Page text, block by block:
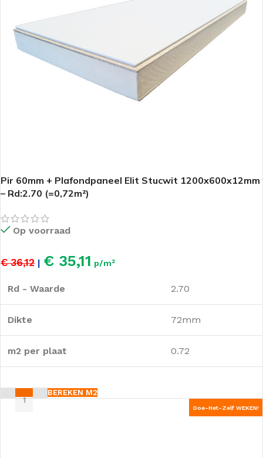
Pir 60mm + Plafondpaneel Elit Stucwit 1200x600x12mm
– Rd:2.70 (=0,72m²)
Op voorraad
€ 36,12 | € 35,11 p/m²
Rd - Waarde 2.70
Dikte 72mm
m2 per plaat 0.72
BEREKEN M2
Doe-Het-Zelf WEKEN!